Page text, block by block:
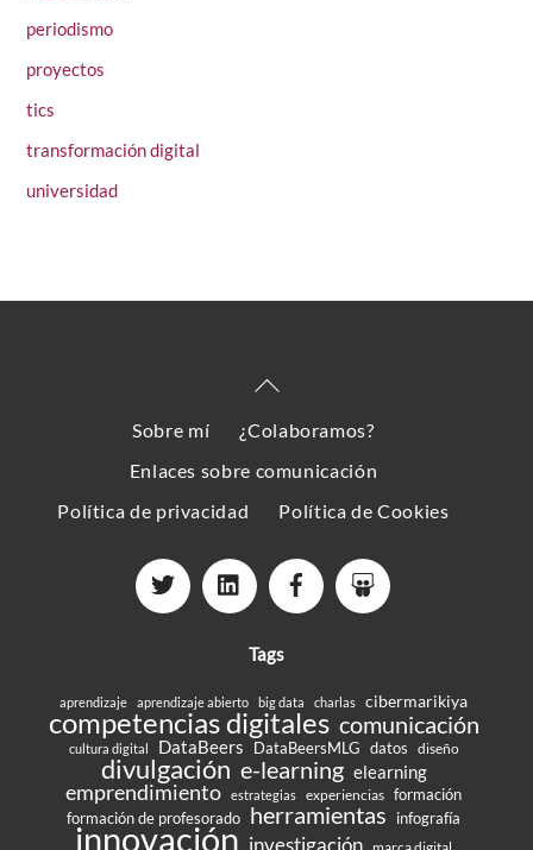
periodismo
proyectos
tics
transformación digital
universidad
Back
Top
Sobre mí
¿Colaboramos?
Enlaces sobre comunicación
Política de privacidad
Política de Cookies
Tags
aprendizaje aprendizaje abierto big data charlas cibermarikiya
competencias digitales comunicación
cultura digital DataBeers DataBeersMLG datos diseño
divulgación e-learning elearning
emprendimiento estrategias experiencias formación
formación de profesorado herramientas infografía
innovación investigación